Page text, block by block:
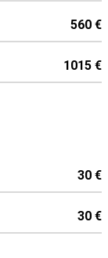
560 €
1015 €
30 €
30 €